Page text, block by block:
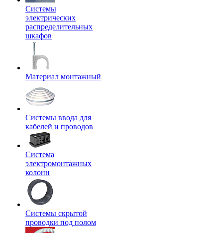
Системы
электрических
распределительных
шкафов
Материал монтажный
Системы ввода для
кабелей и проводов
Система
электромонтажных
колонн
Системы скрытой
проводки под полом